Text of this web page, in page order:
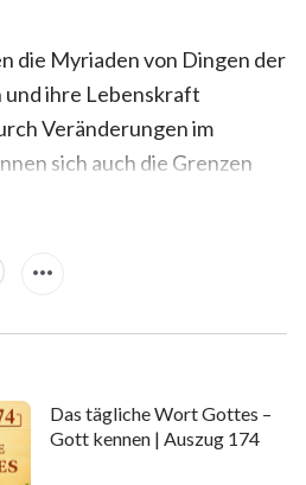
die Myriaden von Dingen der
ihre Lebenskraft
Veränderungen im
sich auch die Grenzen
und dem anderen zu
Land getrennt ist und
die Zeit sein wird, in der
schlagen werde. Zu
Ich die ganze Schöpfung
Universum neu aufteilen,
in Ordnung bringe und
werde – dies ist
Das tägliche Wort Gottes –
Gott kennen | Auszug 174